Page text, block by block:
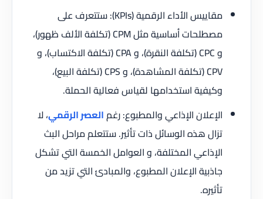
مقاييس الأداء الرقمية (KPIs): ستتعرف على
مصطلحات أساسية مثل CPM (تكلفة الألف ظهور)،
و CPC (تكلفة النقرة)، و CPA (تكلفة الاكتساب)، و
CPV (تكلفة المشاهدة)، و CPS (تكلفة البيع)،
وكيفية استخدامها لقياس فعالية الحملة.
الإعلان الإذاعي والمطبوع: رغمالعصر الرقمي، لا
تزال هذه الوسائل ذات تأثير. ستتعلم مراحل البث
الإذاعي المختلفة، و العوامل الخمسة التي تشكل
جاذبية الإعلان المطبوع، والمبادئ التي تزيد من
تأثيره.